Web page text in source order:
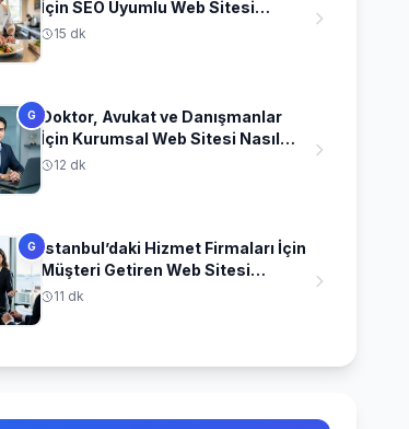
İçin SEO Uyumlu Web Sitesi
Fikirleri
15 dk
G Doktor, Avukat ve Danışmanlar
İçin Kurumsal Web Sitesi Nasıl
Olmalı?
12 dk
G İstanbul’daki Hizmet Firmaları İçin
Müşteri Getiren Web Sitesi
Stratejileri
11 dk